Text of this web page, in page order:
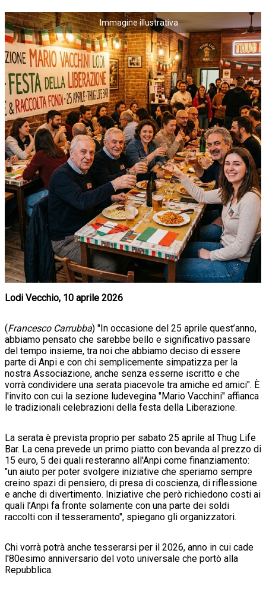
Immagine illustrativa
Lodi Vecchio, 10 aprile 2026
(Francesco Carrubba) "In occasione del 25 aprile quest’anno,
abbiamo pensato che sarebbe bello e significativo passare
del tempo insieme, tra noi che abbiamo deciso di essere
parte di Anpi e con chi semplicemente simpatizza per la
nostra Associazione, anche senza esserne iscritto e che
vorrà condividere una serata piacevole tra amiche ed amici". È
l'invito con cui la sezione ludevegina "Mario Vacchini" affianca
le tradizionali celebrazioni della festa della Liberazione.
La serata è prevista proprio per sabato 25 aprile al Thug Life
Bar. La cena prevede un primo piatto con bevanda al prezzo di
15 euro, 5 dei quali resteranno all'Anpi come finanziamento:
"un aiuto per poter svolgere iniziative che speriamo sempre
creino spazi di pensiero, di presa di coscienza, di riflessione
e anche di divertimento. Iniziative che però richiedono costi ai
quali l’Anpi fa fronte solamente con una parte dei soldi
raccolti con il tesseramento", spiegano gli organizzatori.
Chi vorrà potrà anche tesserarsi per il 2026, anno in cui cade
l'80esimo anniversario del voto universale che portò alla
Repubblica.